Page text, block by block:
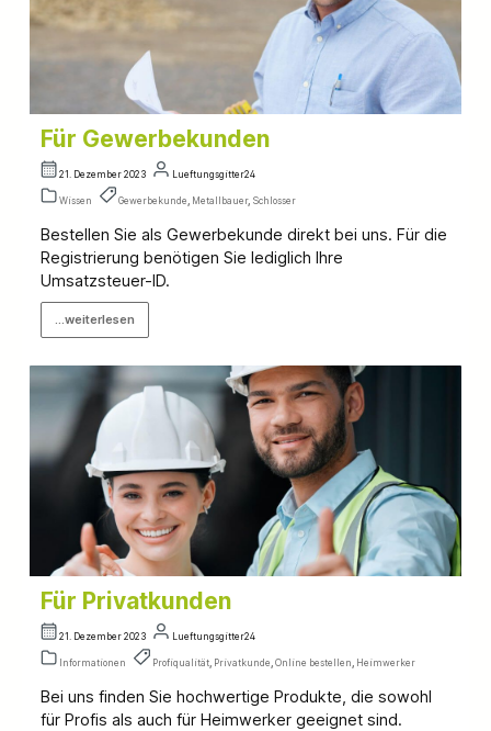
Für Gewerbekunden
21. Dezember 2023 Lueftungsgitter24
Wissen Gewerbekunde Metallbauer, Schlosser
Bestellen Sie als Gewerbekunde direkt bei uns. Für die
Registrierung benötigen Sie lediglich Ihre
Umsatzsteuer-ID.
...weiterlesen
Für Privatkunden
21. Dezember 2023 Lueftungsgitter24
Informationen Profiqualität, Privatkunde , Online bestellen , Heimwerker
Bei uns finden Sie hochwertige Produkte, die sowohl
für Profis als auch für Heimwerker geeignet sind.